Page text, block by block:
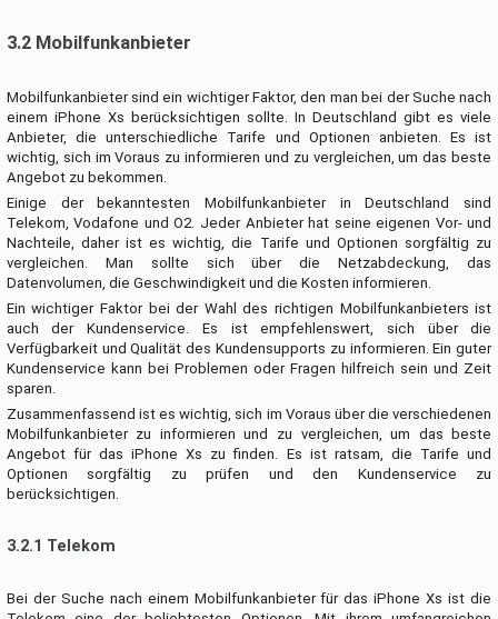
3.2 Mobilfunkanbieter
Mobilfunkanbieter sind ein wichtiger Faktor, den man bei der Suche nach
einem iPhone Xs berücksichtigen sollte. In Deutschland gibt es viele
Anbieter, die unterschiedliche Tarife und Optionen anbieten. Es ist
wichtig, sich im Voraus zu informieren und zu vergleichen, um das beste
Angebot zu bekommen.
Einige der bekanntesten Mobilfunkanbieter in Deutschland sind
Telekom, Vodafone und O2. Jeder Anbieter hat seine eigenen Vor- und
Nachteile, daher ist es wichtig, die Tarife und Optionen sorgfältig zu
vergleichen. Man sollte sich über die Netzabdeckung, das
Datenvolumen, die Geschwindigkeit und die Kosten informieren.
Ein wichtiger Faktor bei der Wahl des richtigen Mobilfunkanbieters ist
auch der Kundenservice. Es ist empfehlenswert, sich über die
Verfügbarkeit und Qualität des Kundensupports zu informieren. Ein guter
Kundenservice kann bei Problemen oder Fragen hilfreich sein und Zeit
sparen.
Zusammenfassend ist es wichtig, sich im Voraus über die verschiedenen
Mobilfunkanbieter zu informieren und zu vergleichen, um das beste
Angebot für das iPhone Xs zu finden. Es ist ratsam, die Tarife und
Optionen sorgfältig zu prüfen und den Kundenservice zu
berücksichtigen.
3.2.1 Telekom
Bei der Suche nach einem Mobilfunkanbieter für das iPhone Xs ist die